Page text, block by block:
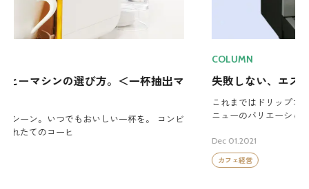
失敗しない、エスプレッソマシンの選び方。
これまではドリップコーヒーのみを提供してきたが、新たなメ
ニューのバリエーションを増やしたいと考え